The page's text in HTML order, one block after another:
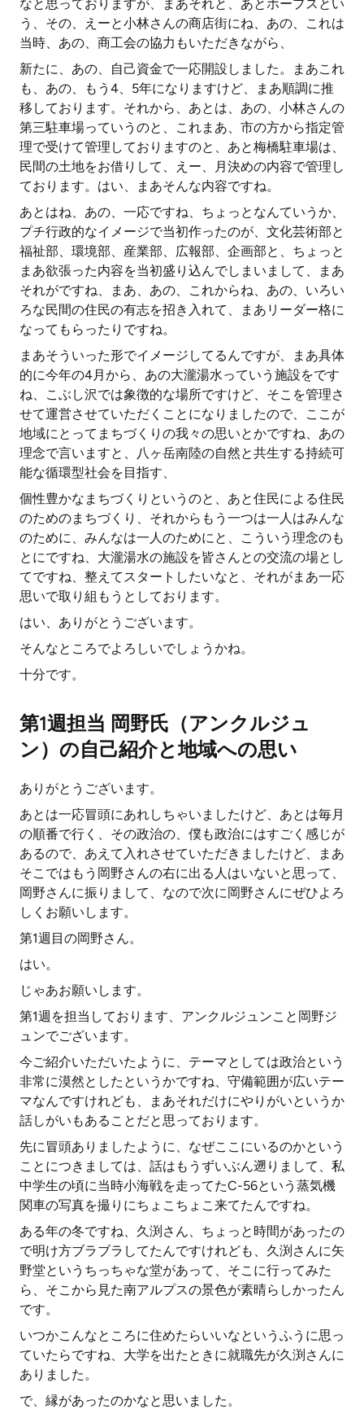
なと思っておりますが、まあそれと、あとホープスとい
う、その、えーと小林さんの商店街にね、あの、これは
当時、あの、商工会の協力もいただきながら、
新たに、あの、自己資金で一応開設しました。まあこれ
も、あの、もう4、5年になりますけど、まあ順調に推
移しております。それから、あとは、あの、小林さんの
第三駐車場っていうのと、これまあ、市の方から指定管
理で受けて管理しておりますのと、あと梅橋駐車場は、
民間の土地をお借りして、えー、月決めの内容で管理し
ております。はい、まあそんな内容ですね。
あとはね、あの、一応ですね、ちょっとなんていうか、
プチ行政的なイメージで当初作ったのが、文化芸術部と
福祉部、環境部、産業部、広報部、企画部と、ちょっと
まあ欲張った内容を当初盛り込んでしまいまして、まあ
それがですね、まあ、あの、これからね、あの、いろい
ろな民間の住民の有志を招き入れて、まあリーダー格に
なってもらったりですね。
まあそういった形でイメージしてるんですが、まあ具体
的に今年の4月から、あの大瀧湯水っていう施設をです
ね、こぶし沢では象徴的な場所ですけど、そこを管理さ
せて運営させていただくことになりましたので、ここが
地域にとってまちづくりの我々の思いとかですね、あの
理念で言いますと、八ヶ岳南陸の自然と共生する持続可
能な循環型社会を目指す、
個性豊かなまちづくりというのと、あと住民による住民
のためのまちづくり、それからもう一つは一人はみんな
のために、みんなは一人のためにと、こういう理念のも
とにですね、大瀧湯水の施設を皆さんとの交流の場とし
てですね、整えてスタートしたいなと、それがまあ一応
思いで取り組もうとしております。
はい、ありがとうございます。
そんなところでよろしいでしょうかね。
十分です。
第1週担当 岡野氏（アンクルジュ
ン）の自己紹介と地域への思い
ありがとうございます。
あとは一応冒頭にあれしちゃいましたけど、あとは毎月
の順番で行く、その政治の、僕も政治にはすごく感じが
あるので、あえて入れさせていただきましたけど、まあ
そこではもう岡野さんの右に出る人はいないと思って、
岡野さんに振りまして、なので次に岡野さんにぜひよろ
しくお願いします。
第1週目の岡野さん。
はい。
じゃあお願いします。
第1週を担当しております、アンクルジュンこと岡野ジ
ュンでございます。
今ご紹介いただいたように、テーマとしては政治という
非常に漠然としたというかですね、守備範囲が広いテー
マなんですけれども、まあそれだけにやりがいというか
話しがいもあることだと思っております。
先に冒頭ありましたように、なぜここにいるのかという
ことにつきましては、話はもうずいぶん遡りまして、私
中学生の頃に当時小海戦を走ってたC-56という蒸気機
関車の写真を撮りにちょこちょこ来てたんですね。
ある年の冬ですね、久渕さん、ちょっと時間があったの
で明け方ブラブラしてたんですけれども、久渕さんに矢
野堂というちっちゃな堂があって、そこに行ってみた
ら、そこから見た南アルプスの景色が素晴らしかったん
です。
いつかこんなところに住めたらいいなというふうに思っ
ていたらですね、大学を出たときに就職先が久渕さんに
ありました。
で、縁があったのかなと思いました。